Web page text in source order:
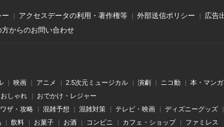
ー アクセスデータの利用・著作権等 外部送信ポリシー
広告
からのお問い合わせ
映画 アニメ 2.5次元ミュージカル 演劇 ニコ動 本・マンガ
おしゃれ おでかけ・レジャー
ザ・攻略 混雑予想 混雑対策 テレビ・映画 ディズニーグッズ
飲料 お菓子 お酒 コンビニ カフェ・ショップ ファミレス